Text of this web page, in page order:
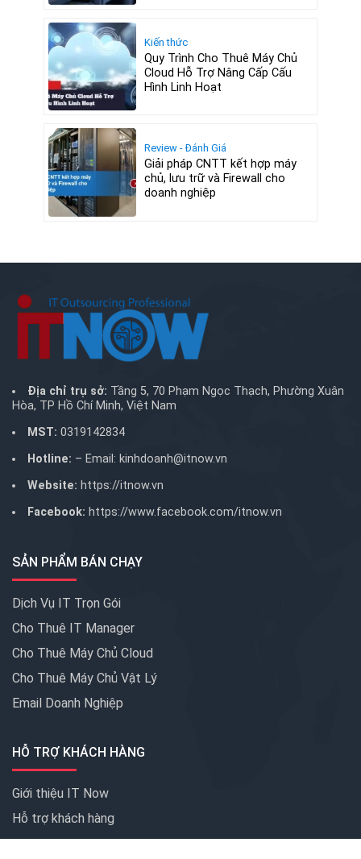
Kiến thức
Quy Trình Cho Thuê Máy Chủ
Cloud Hỗ Trợ Nâng Cấp Cấu
Hình Linh Hoạt
Review - Đánh Giá
Giải pháp CNTT kết hợp máy
chủ, lưu trữ và Firewall cho
doanh nghiệp
Địa chỉ trụ sở: Tầng 5, 70 Phạm Ngọc Thạch, Phường Xuân
Hòa, TP Hồ Chí Minh, Việt Nam
MST: 0319142834
Hotline: – Email: kinhdoanh@itnow.vn
Website: https://itnow.vn
Facebook: https://www.facebook.com/itnow.vn
SẢN PHẨM BÁN CHẠY
Dịch Vụ IT Trọn Gói
Cho Thuê IT Manager
Cho Thuê Máy Chủ Cloud
Cho Thuê Máy Chủ Vật Lý
Email Doanh Nghiệp
HỖ TRỢ KHÁCH HÀNG
Giới thiệu IT Now
Hỗ trợ khách hàng